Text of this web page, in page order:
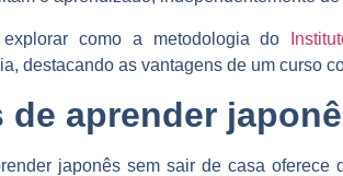
como a metodologia do
destacando as vantagens de um curso
de aprender
japonês sem sair de casa oferece